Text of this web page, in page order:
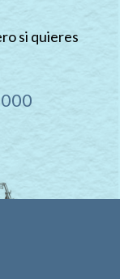
si quieres